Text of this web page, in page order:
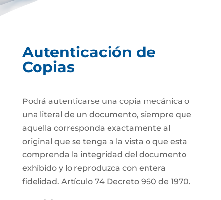
Autenticación de
Copias
Podrá autenticarse una copia mecánica o
una literal de un documento, siempre que
aquella corresponda exactamente al
original que se tenga a la vista o que esta
comprenda la integridad del documento
exhibido y lo reproduzca con entera
fidelidad. Artículo 74 Decreto 960 de 1970.